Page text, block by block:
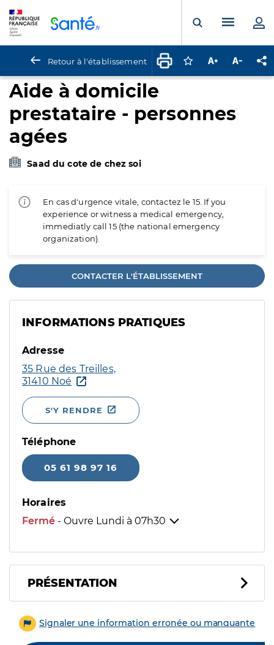
Ouvrir laMenu
Retour à l'établissement Connectez-vous
Augmenter la
Aide à domicile
prestataire - personnes
agées
Saad du cote de chez soi
En cas d'urgence vitale, contactez le 15. If you
experience or witness a medical emergency,
immediatly call 15 (the national emergency
organization).
CONTACTER L'ÉTABLISSEMENT
INFORMATIONS PRATIQUES
Adresse
35 Rue des Treilles,
31410 Noé
S'Y RENDRE
Téléphone
05 61 98 97 16
Horaires
Fermé - Ouvre Lundi à 07h30
PRÉSENTATION
Signaler une information erronée ou manquante